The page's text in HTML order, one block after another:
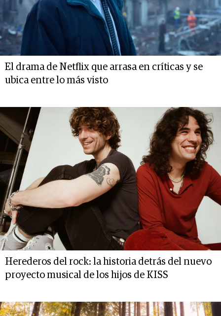
El drama de Netflix que arrasa en críticas y se
ubica entre lo más visto
Herederos del rock: la historia detrás del nuevo
proyecto musical de los hijos de KISS